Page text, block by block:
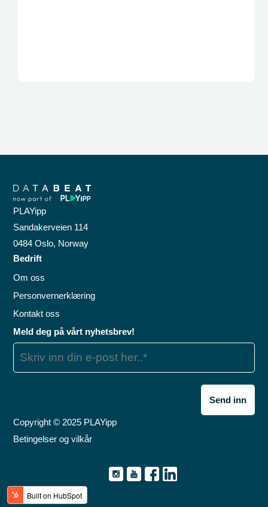
PLAYipp
Sandakerveien 114
0484 Oslo, Norway
Bedrift
Om oss
Personvernerklæring
Kontakt oss
Meld deg på vårt nyhetsbrev!
Copyright © 2025 PLAYipp
Betingelser og vilkår